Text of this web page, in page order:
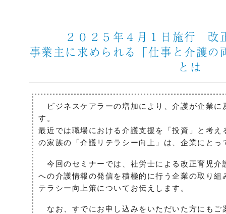
２０２５年４月１日施行 改
事業主に求められる「仕事と介護の
とは
ビジネスケアラーの増加により、介護が企業に
す。
最近では職場における介護支援を「投資」と考
の家族の「介護リテラシー向上」は、企業にとっ
今回のセミナーでは、社労士による改正育児介
への介護情報の発信を積極的に行う企業の取り
テラシー向上策についてお伝えします。
なお、すでにお申し込みをいただいた方にもご